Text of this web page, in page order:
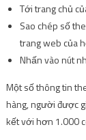
Tới trang chủ
Sao chép số
trang web của
Nhấn vào nút
Một số thông tin
hàng, người được
kết với hơn 1.000